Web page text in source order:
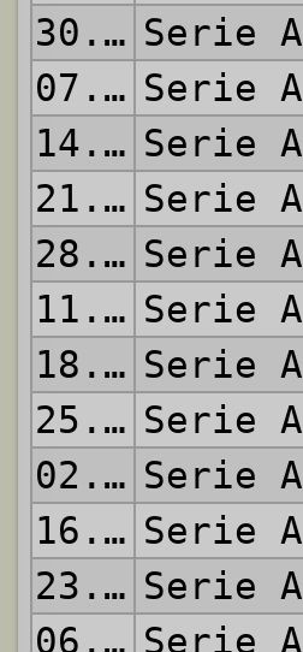
30.09.1984 Serie A
07.10.1984 Serie A
14.10.1984 Serie A
21.10.1984 Serie A
28.10.1984 Serie A
11.11.1984 Serie A
18.11.1984 Serie A
25.11.1984 Serie A
02.12.1984 Serie A
16.12.1984 Serie A
23.12.1984 Serie A
06.01.1985 Serie A